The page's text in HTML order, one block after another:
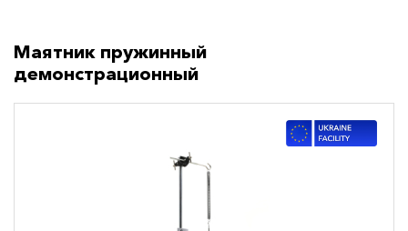
Маятник пружинный
демонстрационный